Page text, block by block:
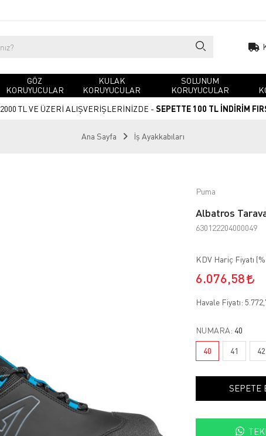
GÖZ
KORUYUCULAR
KULAK
KORUYUCULAR
SOLUNUM
KORUYUCULAR
2000 TL VE ÜZERİ ALIŞVERİŞLERİNİZDE - SEPETTE 100 TL İNDİRİM
Ana Sayfa İş Ayakkabıları
Puma
Albatros
630122204000049
KDV Hariç Fiyatı (
6.076,58
Havale Fiyatı:
NUMARA: 40
40 41 42
SEPETE